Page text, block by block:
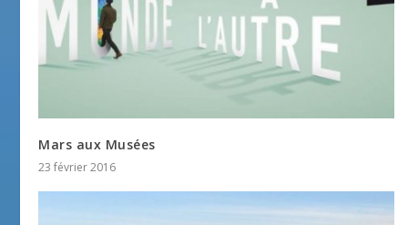
Mars aux Musées
23 février 2016